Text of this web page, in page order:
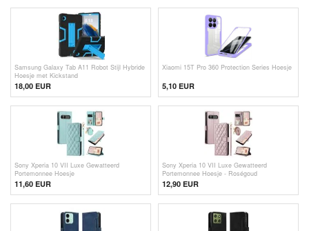
Samsung Galaxy Tab A11 Robot Stijl Hybride
Hoesje met Kickstand
18,00 EUR
Xiaomi 15T Pro 360 Protection Series Hoesje
5,10 EUR
Sony Xperia 10 VII Luxe Gewatteerd
Portemonnee Hoesje
11,60 EUR
Sony Xperia 10 VII Luxe Gewatteerd
Portemonnee Hoesje - Roségoud
12,90 EUR